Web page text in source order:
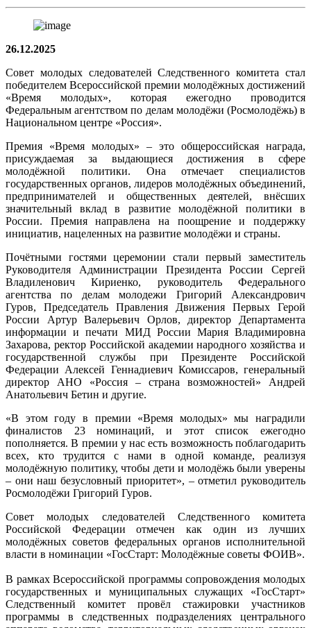
26.12.2025
Совет молодых следователей Следственного комитета стал
победителем Всероссийской премии молодёжных достижений
«Время молодых», которая ежегодно проводится
Федеральным агентством по делам молодёжи (Росмолодёжь) в
Национальном центре «Россия».
Премия «Время молодых» – это общероссийская награда,
присуждаемая за выдающиеся достижения в сфере
молодёжной политики. Она отмечает специалистов
государственных органов, лидеров молодёжных объединений,
предпринимателей и общественных деятелей, внёсших
значительный вклад в развитие молодёжной политики в
России. Премия направлена на поощрение и поддержку
инициатив, нацеленных на развитие молодёжи и страны.
Почётными гостями церемонии стали первый заместитель
Руководителя Администрации Президента России Сергей
Владиленович Кириенко, руководитель Федерального
агентства по делам молодежи Григорий Александрович
Гуров, Председатель Правления Движения Первых Герой
России Артур Валерьевич Орлов, директор Департамента
информации и печати МИД Роcсии Мария Владимировна
Захарова, ректор Российской академии народного хозяйства и
государственной службы при Президенте Российской
Федерации Алексей Геннадиевич Комиссаров, генеральный
директор АНО «Россия – страна возможностей» Андрей
Анатольевич Бетин и другие.
«В этом году в премии «Время молодых» мы наградили
финалистов 23 номинаций, и этот список ежегодно
пополняется. В премии у нас есть возможность поблагодарить
всех, кто трудится с нами в одной команде, реализуя
молодёжную политику, чтобы дети и молодёжь были уверены
– они наш безусловный приоритет», – отметил руководитель
Росмолодёжи Григорий Гуров.
Совет молодых следователей Следственного комитета
Российской Федерации отмечен как один из лучших
молодёжных советов федеральных органов исполнительной
власти в номинации «ГосСтарт: Молодёжные советы ФОИВ».
В рамках Всероссийской программы сопровождения молодых
государственных и муниципальных служащих «ГосСтарт»
Следственный комитет провёл стажировки участников
программы в следственных подразделениях центрального